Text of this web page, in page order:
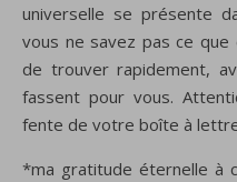
universelle se présente
vous ne savez pas ce
de trouver rapidement,
fassent pour vous.
fente de votre boîte à
*ma gratitude éternelle à